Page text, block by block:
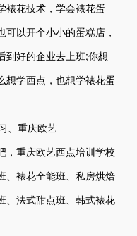
裱花技术，学会裱花蛋
以开个小小的蛋糕店，
到好的企业去上班;你想
想学西点，也想学裱花蛋
，重庆欧艺西点培训学校
、裱花全能班、私房烘焙
、法式甜点班、韩式裱花